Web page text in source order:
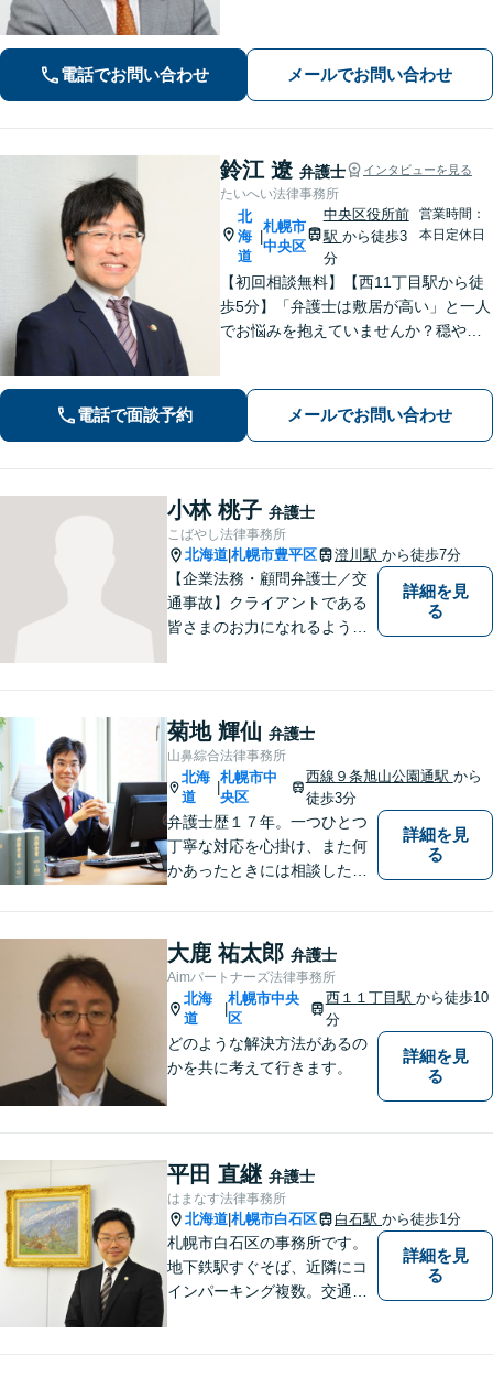
【夜間土日祝日の相談可】
電話でお問い合わせ メールでお問い合わせ
鈴江 遼 弁護士 インタビューを見る
たいへい法律事務所
北
海
道
札幌市
中央区
中央区役所前
駅 から徒歩3
分
営業時間：
本日定休日
【初回相談無料】【西11丁目駅から徒
歩5分】「弁護士は敷居が高い」と一人
でお悩みを抱えていませんか？穏やか
ブル・個人のやむを得ない借金問題な
ど幅広く対応。まずはご相談くださ
電話で面談予約 メールでお問い合わせ
小林 桃子 弁護士
こばやし法律事務所
北海道 札幌市豊平区 澄川駅 から徒歩7分
【企業法務・顧問弁護士／交
通事故】クライアントである
皆さまのお力になれるよう全
詳細を見
る
菊地 輝仙 弁護士
山鼻綜合法律事務所
北海
道
札幌市中
央区
西線９条旭山公園通駅 から
徒歩3分
弁護士歴１７年。一つひとつ
丁寧な対応を心掛け、また何
かあったときには相談したい
大事にしています。相続、民
事事件、中小企業の支援など
詳細を見
る
大鹿 祐太郎 弁護士
Aimパートナーズ法律事務所
北海
道
札幌市中央
区
西１１丁目駅 から徒歩10
分
どのような解決方法があるの
かを共に考えて行きます。
詳細を見
る
平田 直継 弁護士
はまなす法律事務所
北海道 札幌市白石区 白石駅 から徒歩1分
札幌市白石区の事務所です。
地下鉄駅すぐそば、近隣にコ
インパーキング複数。交通の
詳細を見
る